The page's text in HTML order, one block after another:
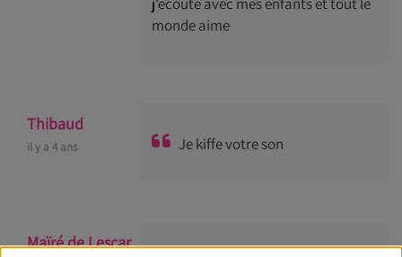
monde aime
Thibaud
il y a 4 ans Je kiffe votre son
Maïré de Lescar